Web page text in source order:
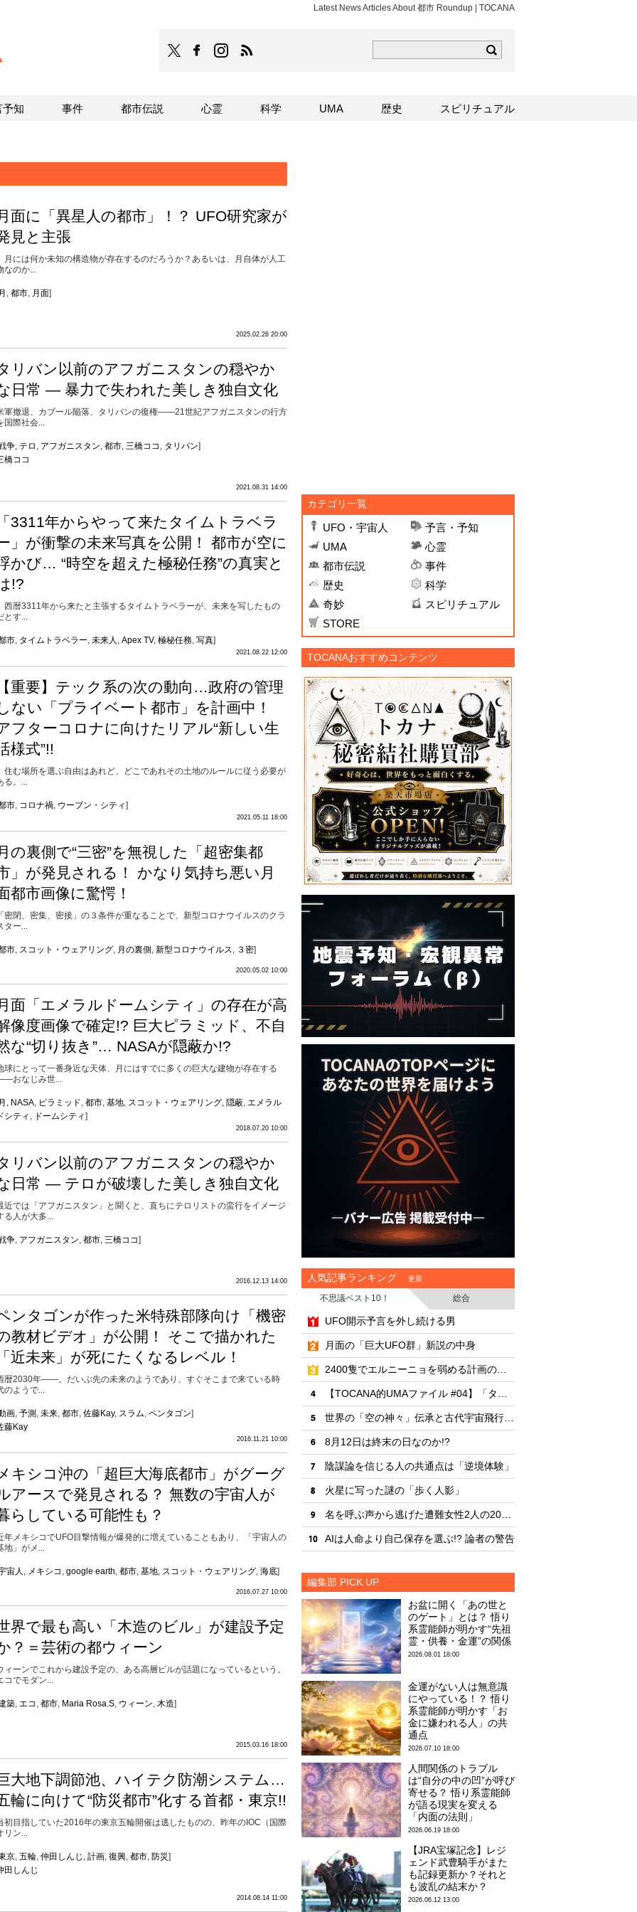
Latest News Articles About 都市 Roundup | TOCANA
TOCANAのFacebookはこちら
TOCANAのinstagramはこちら
面に「異星人の都市」！？ UFO研究家が
見と主張
には何か未知の構造物が存在するのだろうか？あるいは、月自体が人工
なのか...
, 都市, 月面]
2025.02.26 20:00
リバン以前のアフガニスタンの穏やか
日常 ― 暴力で失われた美しき独自文化
軍撤退、カブール陥落、タリバンの復権――21世紀アフガニスタンの行方
国際社会...
争, テロ , アフガニスタン, 都市, 三橋ココ , タリバン]
2021.08.31 14:00
橋ココ
3311年からやって来たタイムトラベラ
」が衝撃の未来写真を公開！ 都市が空に
かび… “時空を超えた極秘任務”の真実と
!?
暦3311年から来たと主張するタイムトラベラーが、未来を写したもの
とす...
市, タイムトラベラー, 未来人 , Apex TV, 極秘任務, 写真]
2021.08.22 12:00
重要】テック系の次の動向…政府の管理
ない「プライベート都市」を計画中！
フターコロナに向けたリアル“新しい生
様式”!!
む場所を選ぶ自由はあれど、どこであれその土地のルールに従う必要が
る。...
市, コロナ禍, ウーブン・シティ]
2021.05.11 18:00
の裏側で“三密”を無視した「超密集都
」が発見される！ かなり気持ち悪い月
都市画像に驚愕！
密閉、密集、密接」の３条件が重なることで、新型コロナウイルスのクラ
ター...
市, スコット・ウェアリング, 月の裏側 , 新型コロナウイルス, ３密]
2020.05.02 10:00
面「エメラルドームシティ」の存在が高
像度画像で確定!? 巨大ピラミッド、不自
な“切り抜き”… NASAが隠蔽か!?
球にとって一番身近な天体、月にはすでに多くの巨大な建物が存在する
おなじみ世...
, NASA, ピラミッド, 都市, 基地, スコット・ウェアリング, 隠蔽, エメラル
シティ , ドームシティ]
2018.07.20 10:00
リバン以前のアフガニスタンの穏やか
日常 ― テロが破壊した美しき独自文化
近では「アフガニスタン」と聞くと、直ちにテロリストの蛮行をイメージ
る人が大多...
争, アフガニスタン, 都市, 三橋ココ]
2016.12.13 14:00
ンタゴンが作った米特殊部隊向け「機密
教材ビデオ」が公開！ そこで描かれた
近未来」が死にたくなるレベル！
暦2030年――。だいぶ先の未来のようであり、すぐそこまで来ている時
のようで...
画, 予測 , 未来, 都市, 佐藤Kay, スラム, ペンタゴン]
2016.11.21 10:00
藤Kay
キシコ沖の「超巨大海底都市」がグーグ
アースで発見される？ 無数の宇宙人が
らしている可能性も？
年メキシコでUFO目撃情報が爆発的に増えていることもあり、「宇宙人の
地」がメ...
宙人 , メキシコ , google earth, 都市, 基地, スコット・ウェアリング, 海底]
2016.07.27 10:00
界で最も高い「木造のビル」が建設予定
？＝芸術の都ウィーン
ィーンでこれから建設予定の、ある高層ビルが話題になっているという。
コでモダン...
築, エコ , 都市, Maria Rosa.S, ウィーン, 木造]
2015.03.16 18:00
大地下調節池、ハイテク防潮システム…
輪に向けて“防災都市”化する首都・東京!!
初目指していた2016年の東京五輪開催は逃したものの、昨年のIOC（国際
リン...
京, 五輪, 仲田しんじ , 計画, 復興, 都市, 防災]
2014.08.14 11:00
田しんじ
カテゴリ一覧
UFO・宇宙人
予言・予知
UMA
心霊
都市伝説
事件
歴史
科学
奇妙
スピリチュアル
STORE
TOCANAおすすめコンテンツ
人気記事ランキング 更新
不思議ベスト10！
総合
・
UFO開示予言を外し続ける男
・
月面の「巨大UFO群」新説の中身
・
・
・
・
8月12日は終末の日なのか!?
・
陰謀論を信じる人の共通点は「逆境体験」
・
火星に写った謎の「歩く人影」
・
・
AIは人命より自己保存を選ぶ!? 論者の警告
編集部 PICK UP
お盆に開く「あの世と
のゲート」とは？ 悟り
系霊能師が明かす“先祖
霊・供養・金運”の関係
2026.08.01 18:00
金運がない人は無意識
にやっている！？ 悟り
系霊能師が明かす「お
金に嫌われる人」の共
通点
2026.07.10 18:00
人間関係のトラブル
は“自分の中の凹”が呼び
寄せる？ 悟り系霊能師
が語る現実を変える
「内面の法則」
2026.06.19 18:00
【JRA宝塚記念】レジ
ェンド武豊騎手がまた
も記録更新か？それと
も波乱の結末か？
2026.06.12 13:00
予知 事件 都市伝説 心霊 科学 UMA 歴史 スピリチュアル